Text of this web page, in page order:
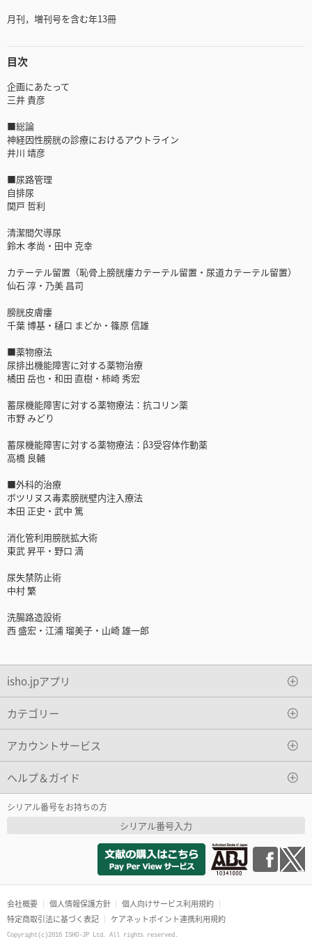
月刊，増刊号を含む年13冊
目次
企画にあたって
三井 貴彦
■総論
神経因性膀胱の診療におけるアウトライン
井川 靖彦
■尿路管理
自排尿
関戸 哲利
清潔間欠導尿
鈴木 孝尚・田中 克幸
カテーテル留置（恥骨上膀胱瘻カテーテル留置・尿道カテーテル留置）
仙石 淳・乃美 昌司
膀胱皮膚瘻
千葉 博基・樋口 まどか・篠原 信雄
■薬物療法
尿排出機能障害に対する薬物治療
橘田 岳也・和田 直樹・柿崎 秀宏
蓄尿機能障害に対する薬物療法：抗コリン薬
市野 みどり
蓄尿機能障害に対する薬物療法：β3受容体作動薬
高橋 良輔
■外科的治療
ボツリヌス毒素膀胱壁内注入療法
本田 正史・武中 篤
消化管利用膀胱拡大術
東武 昇平・野口 満
尿失禁防止術
中村 繁
洗腸路造設術
西 盛宏・江浦 瑠美子・山崎 雄一郎
isho.jpアプリ
カテゴリー
アカウントサービス
ヘルプ＆ガイド
シリアル番号をお持ちの方
シリアル番号入力
会社概要 個人情報保護方針
個人向けサービス利用規約
特定商取引法に基づく表記
ケアネットポイント連携利用規約
Copyright(c)2016 ISHO-JP Ltd. All rights reserved.